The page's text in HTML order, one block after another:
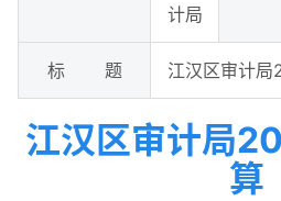
计局
标 题 江汉区审计
江汉区审计局
算